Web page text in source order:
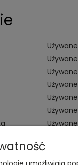
umożliwiają